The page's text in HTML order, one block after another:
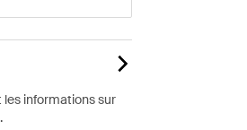
les informations sur